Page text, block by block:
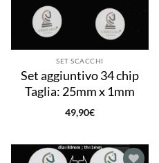
SET SCACCHI
Set aggiuntivo 34 chip
Taglia: 25mm x 1mm
49,90€